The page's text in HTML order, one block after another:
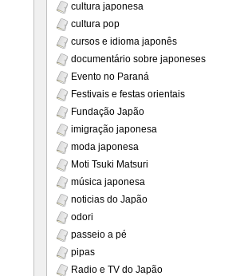
cultura japonesa
cultura pop
cursos e idioma japonês
documentário sobre japoneses
Evento no Paraná
Festivais e festas orientais
Fundação Japão
imigração japonesa
moda japonesa
Moti Tsuki Matsuri
música japonesa
noticias do Japão
odori
passeio a pé
pipas
Radio e TV do Japão